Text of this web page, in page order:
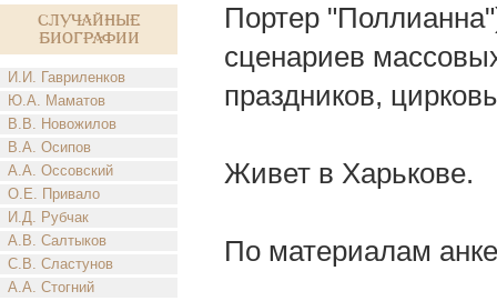
Случайные
биографии
И.И. Гавриленков
Ю.А. Маматов
В.В. Новожилов
В.А. Осипов
А.А. Оссовский
О.Е. Привало
И.Д. Рубчак
А.В. Салтыков
С.В. Сластунов
А.А. Стогний
Портер
сценариев
праздников,
Живет в Харькове.
По материалам